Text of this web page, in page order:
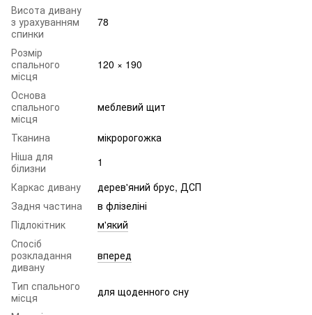
Висота дивану
з урахуванням
спинки
78
Розмір
спального
місця
120 × 190
Основа
спального
місця
меблевий щит
Тканина
мікророгожка
Ніша для
білизни
1
Каркас дивану
дерев'яний брус, ДСП
Задня частина
в флізеліні
Підлокітник
м'який
Спосіб
розкладання
дивану
вперед
Тип спального
місця
для щоденного сну